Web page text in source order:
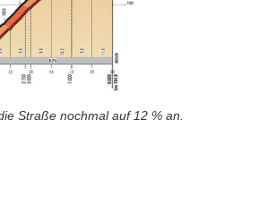
Straße nochmal auf 12 % an.